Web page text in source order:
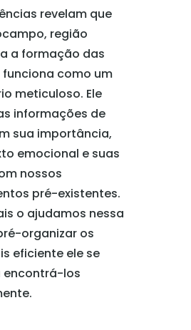
revelam que
região
a formação das
como um
meticuloso. Ele
informações de
sua importância,
emocional e suas
nossos
pré-existentes.
o ajudamos nessa
organizar os
eficiente ele se
encontrá-los